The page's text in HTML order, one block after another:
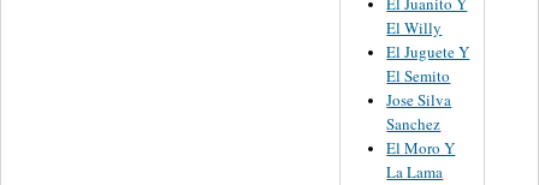
El Willy
El Juguete Y
El Semito
Jose Silva
Sanchez
El Moro Y
La Lama